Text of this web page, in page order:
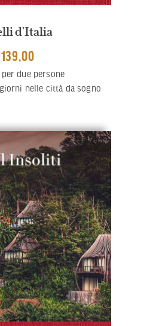
d'Italia
due persone
nelle città da sogno